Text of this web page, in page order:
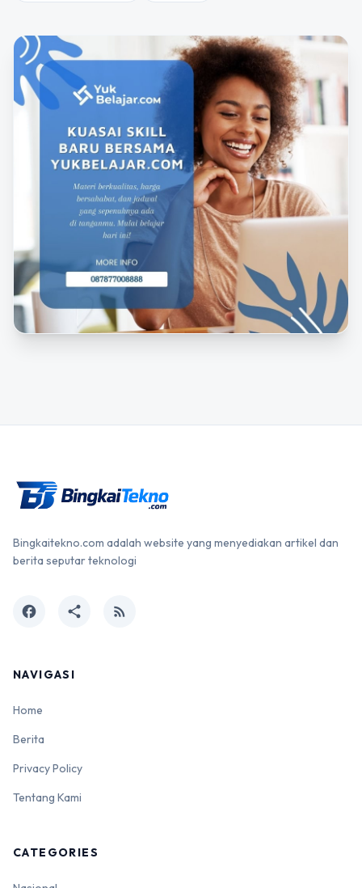
Bingkaitekno.com adalah website yang menyediakan artikel dan
berita seputar teknologi
facebook share rss_feed
NAVIGASI
Home
Berita
Privacy Policy
Tentang Kami
CATEGORIES